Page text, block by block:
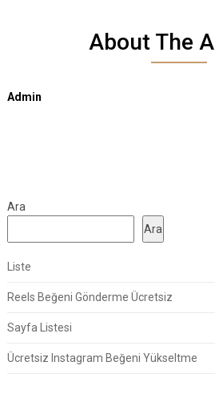
About The
Admin
Ara
Ara
Liste
Reels Beğeni Gönderme Ücretsiz
Sayfa Listesi
Ücretsiz Instagram Beğeni Yükseltme